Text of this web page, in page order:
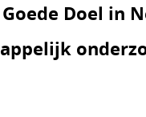
Doel in